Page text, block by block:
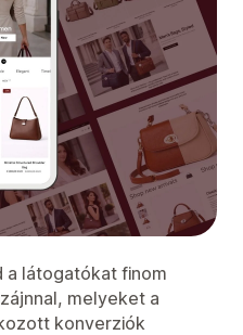
a látogatókat finom
melyeket a
konverziók